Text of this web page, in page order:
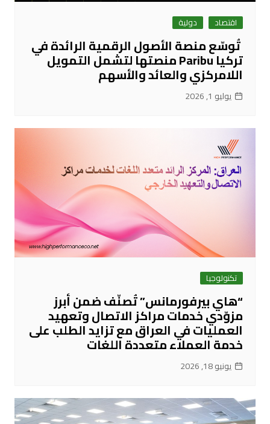
اقتصاد دولية
تُوسّع منصة الأصول الرقمية الرائدة في
تركيا Paribu منصتها لتشمل التمويل
اللامركزي والعائد والأسهم
يوليو 1, 2026
تكنولوجيا
“هاي بيرفورمانس” تُصنّف ضمن أبرز
مزوّدي خدمات مراكز الاتصال وتعهيد
العمليات في العراق مع تزايد الطلب على
خدمة العملاء متعددة اللغات
يونيو 18, 2026